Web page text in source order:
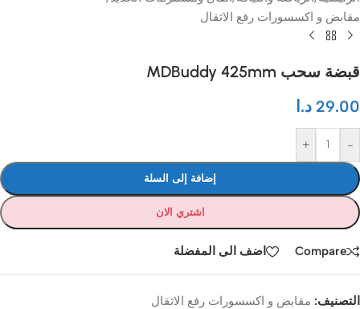
مقابض و اكسسورات رفع الاثقال
قبضة سحب MDBuddy 425mm
29.00 د.ا
-
+
إضافة إلى السلة
اشتري الان
Compare اضف الى المفضلة
التصنيف: مقابض و اكسسورات رفع الاثقال